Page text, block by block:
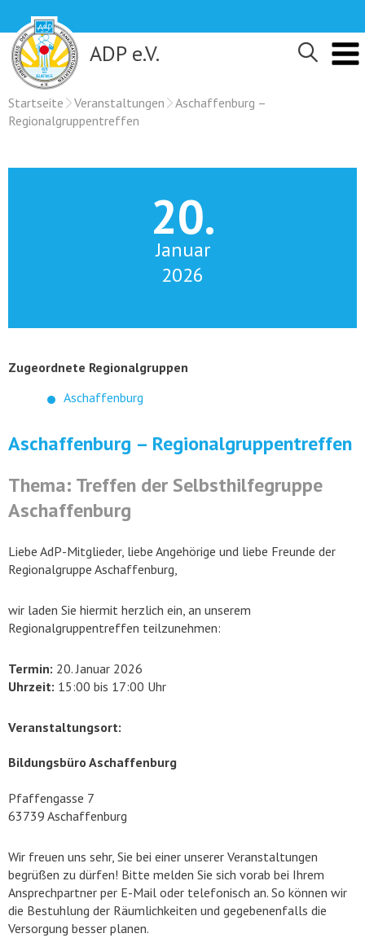
content
ADP e.V.
Startseite Veranstaltungen
Aschaffenburg –
Regionalgruppentreffen
20.
Januar
2026
Zugeordnete Regionalgruppen
Aschaffenburg
Aschaffenburg – Regionalgruppentreffen
Thema: Treffen der Selbsthilfegruppe
Aschaffenburg
Liebe AdP-Mitglieder, liebe Angehörige und liebe Freunde der
Regionalgruppe Aschaffenburg,
wir laden Sie hiermit herzlich ein, an unserem
Regionalgruppentreffen teilzunehmen:
Termin: 20. Januar 2026
Uhrzeit: 15:00 bis 17:00 Uhr
Veranstaltungsort:
Bildungsbüro Aschaffenburg
Pfaffengasse 7
63739 Aschaffenburg
Wir freuen uns sehr, Sie bei einer unserer Veranstaltungen
begrüßen zu dürfen! Bitte melden Sie sich vorab bei Ihrem
Ansprechpartner per E-Mail oder telefonisch an. So können wir
die Bestuhlung der Räumlichkeiten und gegebenenfalls die
Versorgung besser planen.